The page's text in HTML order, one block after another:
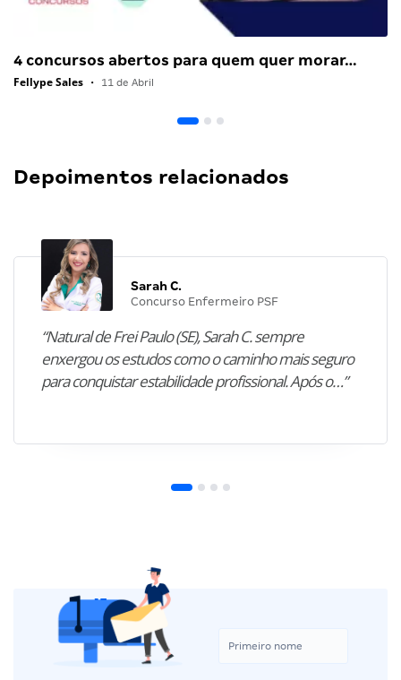
4 concursos abertos para quem quer morar…
Fellype Sales • 11 de Abril
Depoimentos relacionados
Sarah C.
Concurso Enfermeiro PSF
“Natural de Frei Paulo (SE), Sarah C. sempre
enxergou os estudos como o caminho mais seguro
para conquistar estabilidade profissional. Após o…”